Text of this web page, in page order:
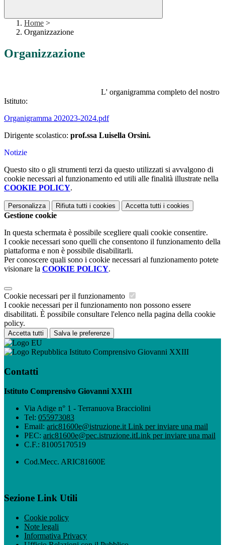
Home >
Organizzazione
Organizzazione
L' organigramma completo del nostro
Istituto:
Organigramma 202023-2024.pdf
Dirigente scolastico: prof.ssa Luisella Orsini.
Notizie
Questo sito o gli strumenti terzi da questo utilizzati si avvalgono di
cookie necessari al funzionamento ed utili alle finalità illustrate nella
COOKIE POLICY.
Personalizza Rifiuta tutti i cookies Accetta tutti i cookies
Gestione cookie
In questa schermata è possibile scegliere quali cookie consentire.
I cookie necessari sono quelli che consentono il funzionamento della
piattaforma e non è possibile disabilitarli.
Per conoscere quali sono i cookie necessari al funzionamento potete
visionare la COOKIE POLICY.
Cookie necessari per il funzionamento
I cookie necessari per il funzionamento non possono essere
disabilitati. È possibile consultare l'elenco nella pagina della cookie
policy.
Accetta tutti Salva le preferenze
Istituto Comprensivo Giovanni XXIII
Contatti
Istituto Comprensivo Giovanni XXIII
Via Adige n° 1 - Terranuova Bracciolini
Tel: 055973083
Email: aric81600e@istruzione.it Link per inviare una mail
PEC: aric81600e@pec.istruzione.itLink per inviare una mail
C.F.: 81005170519
Cod.Mecc. ARIC81600E
Sezione Link Utili
Cookie policy
Note legali
Informativa Privacy